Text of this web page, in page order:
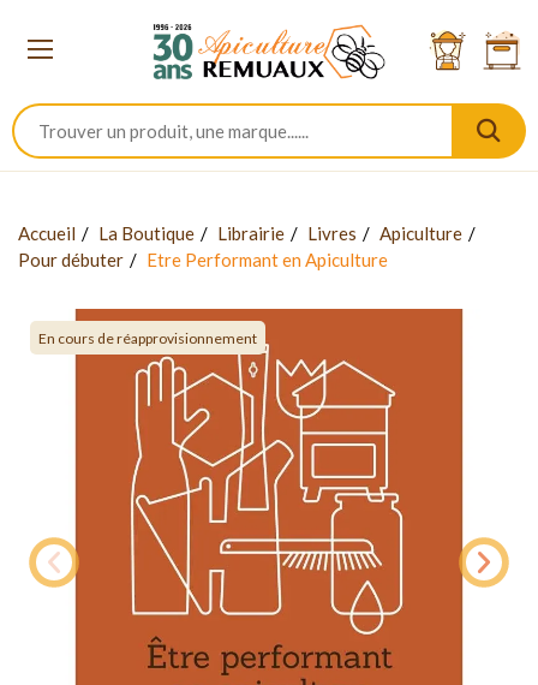
Accueil La Boutique Librairie Livres
Apiculture
Pour débuter
Etre Performant en Apiculture
En cours de réapprovisionnement